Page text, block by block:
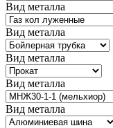
Вид металла
Вид металла
Вид металла
Вид металла
Вид металла